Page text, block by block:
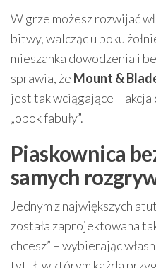
W grze możesz rozwijać
bitwy, walcząc u boku
mieszanka dowodzenia i
sprawia, że Mount &
jest tak wciągające –
„obok fabuły”.
Piaskownica
samych
Jednym z największych
została zaprojektowana
chcesz” – wybierając